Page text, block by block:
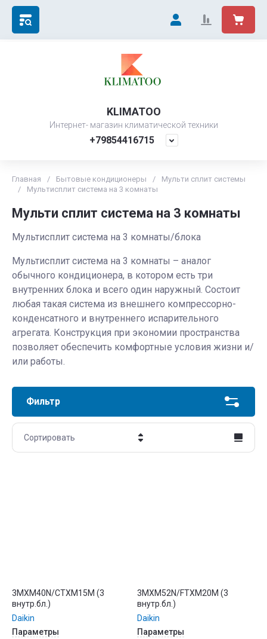
KLIMATOO
Интернет- магазин климатической техники
+79854416715
Главная / Бытовые кондиционеры /
Мульти сплит системы
/
Мультисплит система на 3 комнаты
Мульти сплит система на 3 комнаты
Мультисплит система на 3 комнаты/блока
Мультисплит система на 3 комнаты – аналог
обычного кондиционера, в котором есть три
внутренних блока и всего один наружный. Состоит
любая такая система из внешнего компрессорно-
конденсатного и внутреннего испарительного
агрегата. Конструкция при экономии пространства
позволяет обеспечить комфортные условия жизни и/
или работы.
Фильтр
Сортировать
3MXM40N/CTXM15M (3
внутр.бл.)
Daikin
Параметры
3MXM52N/FTXM20M (3
внутр.бл.)
Daikin
Параметры